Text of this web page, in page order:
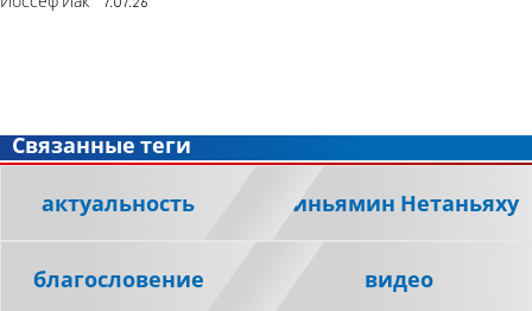
Связанные теги
актуальность Биньямин Нетаньяху
благословение видео